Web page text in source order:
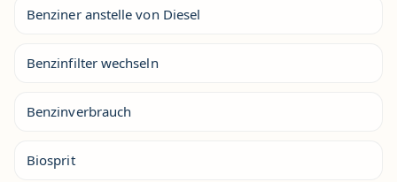
Benziner anstelle von Diesel
Benzinfilter wechseln
Benzinverbrauch
Biosprit